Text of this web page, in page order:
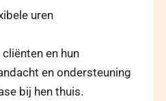
uren
en hun
en ondersteuning
bij hen thuis.